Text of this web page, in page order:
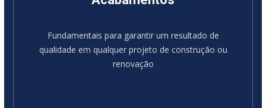
Fundamentais para garantir um resultado de
qualidade em qualquer projeto de construção ou
renovação